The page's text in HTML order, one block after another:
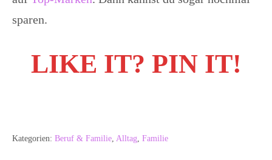
sparen.
LIKE IT? PIN IT!
Kategorien: Beruf & Familie, Alltag, Familie